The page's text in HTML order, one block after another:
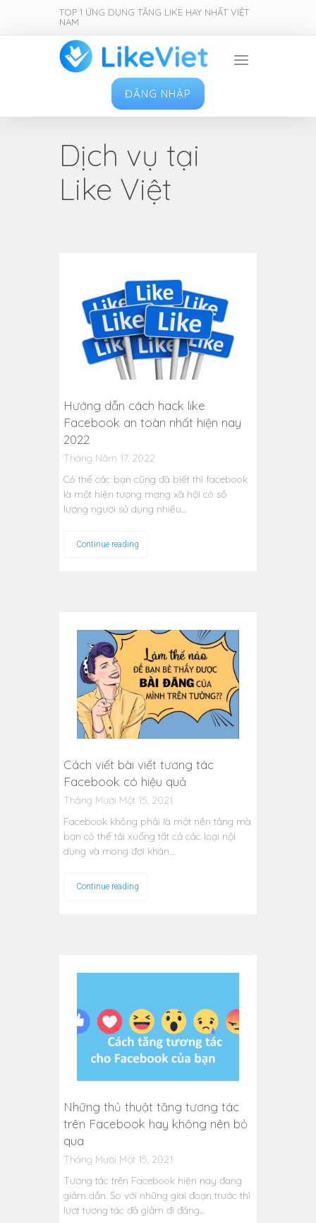
TOP 1 ỨNG DỤNG TĂNG LIKE HAY NHẤT VIỆT
NAM
ĐĂNG NHẬP
Dịch vụ tại
Like Việt
Hướng dẫn cách hack like
Facebook an toàn nhất hiện nay
2022
Tháng Năm 17, 2022
Có thể các bạn cũng đã biết thì facebook
là một hiện tượng mạng xã hội có số
lượng người sử dụng nhiều…
Continue reading
Cách viết bài viết tương tác
Facebook có hiệu quả
Tháng Mười Một 15, 2021
Facebook không phải là một nền tảng mà
bạn có thể tải xuống tất cả các loại nội
dung và mong đợi khán…
Continue reading
Những thủ thuật tăng tương tác
trên Facebook hay không nên bỏ
qua
Tháng Mười Một 15, 2021
Tương tác trên Facebook hiện nay đang
giảm dần. So với những giai đoạn trước thì
lượt tương tác đã giảm đi đáng…